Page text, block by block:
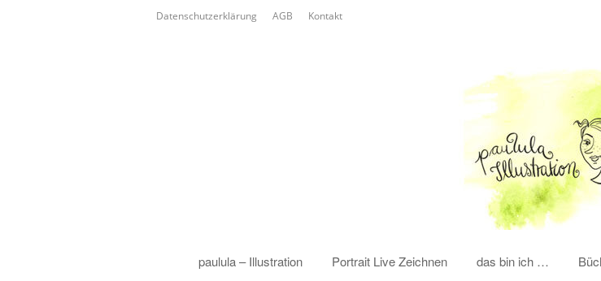
Datenschutzerklärung AGB Kontakt
paulula – Illustration Portrait Live Zeichnen das bin ich …